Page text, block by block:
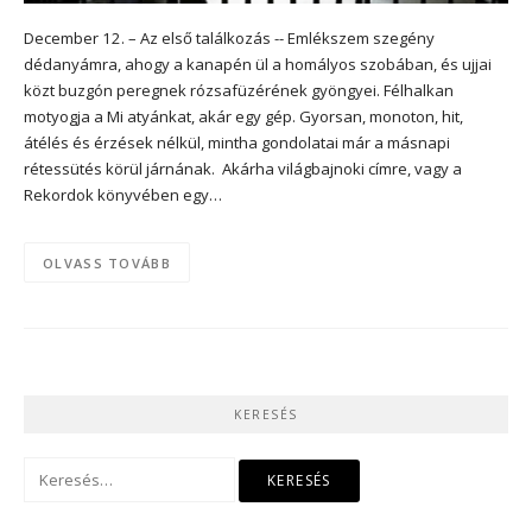
December 12. – Az első találkozás -­­- Emlékszem szegény
dédanyámra, ahogy a kanapén ül a homályos szobában, és ujjai
közt buzgón peregnek rózsafüzérének gyöngyei. Félhalkan
motyogja a Mi atyánkat, akár egy gép. Gyorsan, monoton, hit,
átélés és érzések nélkül, mintha gondolatai már a másnapi
rétessütés körül járnának. Akárha világbajnoki címre, vagy a
Rekordok könyvében egy…
OLVASS TOVÁBB
KERESÉS